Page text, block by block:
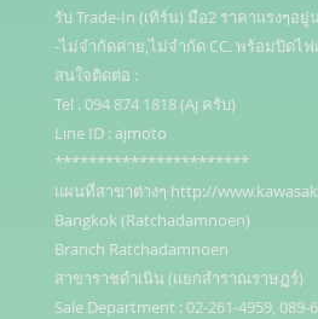
รับ Trade-In (เทิร์น) มือ2 ราคาแรงๆอ
-ไม่จำกัดค่าย,ไม่จำกัด CC. พร้อมปิดไ
สนใจติดต่อ :
Tel . 094 874 1818 (Aj ครับ)
Line ID : ajmoto
***********************
แผนที่สาขาต่างๆ http://
Bangkok (Ratchadamnoen)
Branch Ratchadamnoen
สาขาราชดำเนิน (แยกสำราณราษฏร์)
Sale Department : 02-261-4959, 089-